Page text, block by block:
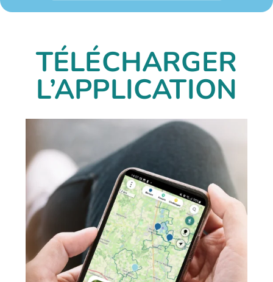
Regards sur la rivière
Les zones humides du bassin versant de la
Cœur Reyssouze : ensemble, gardons un œil
TÉLÉCHARGER
L’APPLICATION